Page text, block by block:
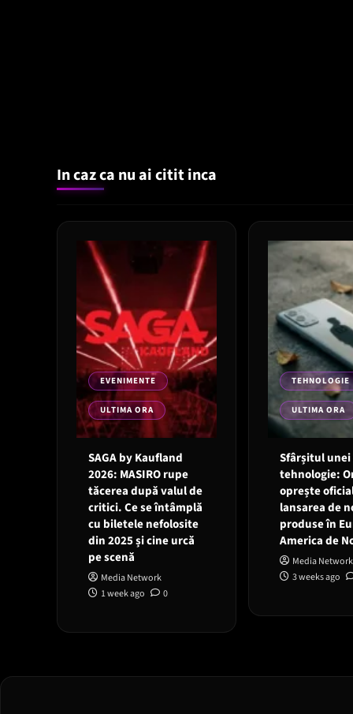
In caz ca nu ai citit inca
EVENIMENTE
ULTIMA ORA
SAGA by Kaufland
2026: MASIRO rupe
tăcerea după valul de
critici. Ce se întâmplă
cu biletele nefolosite
din 2025 și cine urcă
pe scenă
Media Network
1 week ago
0
TEHNOLOGIE
ULTIMA ORA
Sfârșitul unei
tehnologie:
oprește
lansarea de
produse în
America de
Media Network
3 weeks ago